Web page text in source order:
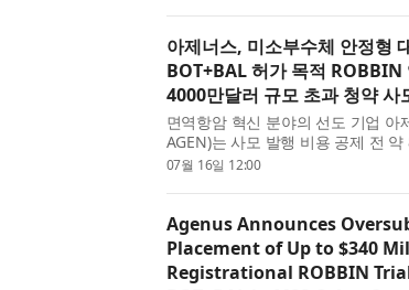
아제너스, 미소부수체 안정형
BOT+BAL 허가 목적
4000만달러 규모 초과 청약 사
면역항암 혁신 분야의 선도 기업
AGEN)는 사모 발행 비용 공제 전
주식매수 워런트 전량 행사 시 최대
07월 16일 12:00
Agenus Announces
Placement of Up to $340
Registrational ROBBIN